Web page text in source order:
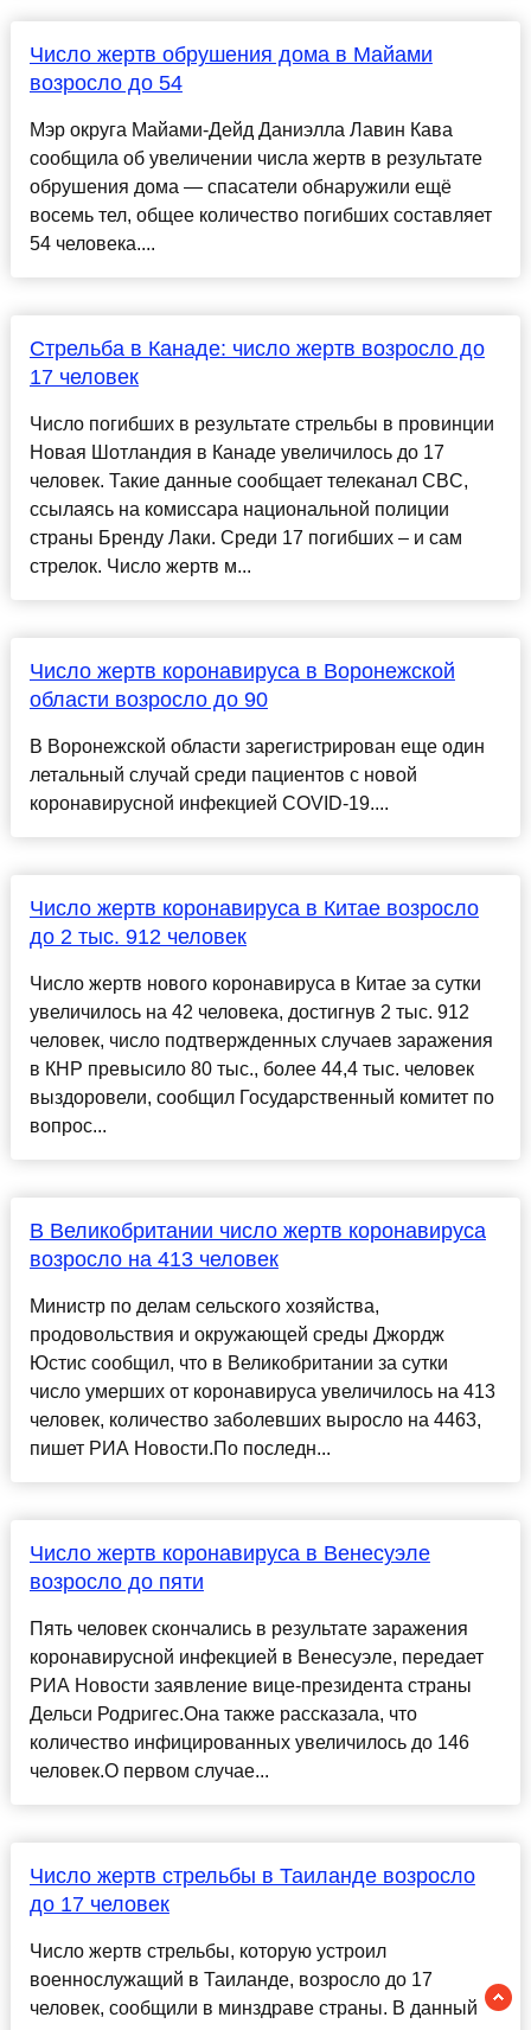
Число жертв обрушения дома в Майами
возросло до 54
Мэр округа Майами-Дейд Даниэлла Лавин Кава
сообщила об увеличении числа жертв в результате
обрушения дома — спасатели обнаружили ещё
восемь тел, общее количество погибших составляет
54 человека....
Стрельба в Канаде: число жертв возросло до
17 человек
Число погибших в результате стрельбы в провинции
Новая Шотландия в Канаде увеличилось до 17
человек. Такие данные сообщает телеканал CBC,
ссылаясь на комиссара национальной полиции
страны Бренду Лаки. Среди 17 погибших – и сам
стрелок. Число жертв м...
Число жертв коронавируса в Воронежской
области возросло до 90
В Воронежской области зарегистрирован еще один
летальный случай среди пациентов с новой
коронавирусной инфекцией COVID-19....
Число жертв коронавируса в Китае возросло
до 2 тыс. 912 человек
Число жертв нового коронавируса в Китае за сутки
увеличилось на 42 человека, достигнув 2 тыс. 912
человек, число подтвержденных случаев заражения
в КНР превысило 80 тыс., более 44,4 тыс. человек
выздоровели, сообщил Государственный комитет по
вопрос...
В Великобритании число жертв коронавируса
возросло на 413 человек
Министр по делам сельского хозяйства,
продовольствия и окружающей среды Джордж
Юстис сообщил, что в Великобритании за сутки
число умерших от коронавируса увеличилось на 413
человек, количество заболевших выросло на 4463,
пишет РИА Новости.По последн...
Число жертв коронавируса в Венесуэле
возросло до пяти
Пять человек скончались в результате заражения
коронавирусной инфекцией в Венесуэле, передает
РИА Новости заявление вице-президента страны
Дельси Родригес.Она также рассказала, что
количество инфицированных увеличилось до 146
человек.О первом случае...
Число жертв стрельбы в Таиланде возросло
до 17 человек
Число жертв стрельбы, которую устроил
военнослужащий в Таиланде, возросло до 17
человек, сообщили в минздраве страны. В данный